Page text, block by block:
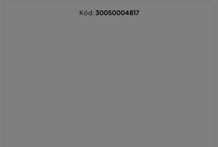
Kód:30050004817